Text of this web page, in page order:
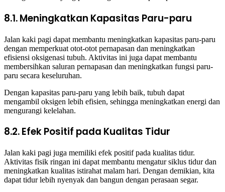
8.1. Meningkatkan Kapasitas Paru-paru
Jalan kaki pagi dapat membantu meningkatkan kapasitas paru-paru
dengan memperkuat otot-otot pernapasan dan meningkatkan
efisiensi oksigenasi tubuh. Aktivitas ini juga dapat membantu
membersihkan saluran pernapasan dan meningkatkan fungsi paru-
paru secara keseluruhan.
Dengan kapasitas paru-paru yang lebih baik, tubuh dapat
mengambil oksigen lebih efisien, sehingga meningkatkan energi dan
mengurangi kelelahan.
8.2. Efek Positif pada Kualitas Tidur
Jalan kaki pagi juga memiliki efek positif pada kualitas tidur.
Aktivitas fisik ringan ini dapat membantu mengatur siklus tidur dan
meningkatkan kualitas istirahat malam hari. Dengan demikian, kita
dapat tidur lebih nyenyak dan bangun dengan perasaan segar.